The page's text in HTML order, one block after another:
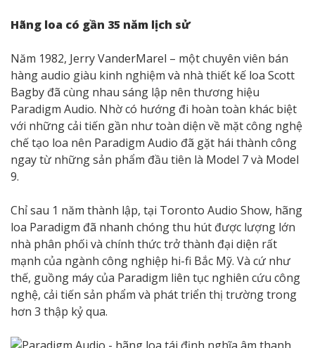
Hãng loa có gần 35 năm lịch sử
Năm 1982, Jerry VanderMarel – một chuyên viên bán
hàng audio giàu kinh nghiệm và nhà thiết kế loa Scott
Bagby đã cùng nhau sáng lập nên thương hiệu
Paradigm Audio. Nhờ có hướng đi hoàn toàn khác biệt
với những cải tiến gần như toàn diện về mặt công nghệ
chế tạo loa nên Paradigm Audio đã gặt hái thành công
ngay từ những sản phẩm đầu tiên là Model 7 và Model
9.
Chỉ sau 1 năm thành lập, tại Toronto Audio Show, hãng
loa Paradigm đã nhanh chóng thu hút được lượng lớn
nhà phân phối và chính thức trở thành đại diện rất
mạnh của ngành công nghiệp hi-fi Bắc Mỹ. Và cứ như
thế, guồng máy của Paradigm liên tục nghiên cứu công
nghệ, cải tiến sản phẩm và phát triển thị trường trong
hơn 3 thập kỷ qua.